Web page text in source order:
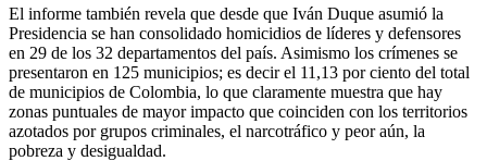
El informe también revela que desde que Iván Duque asumió la
Presidencia se han consolidado homicidios de líderes y defensores
en 29 de los 32 departamentos del país. Asimismo los crímenes se
presentaron en 125 municipios; es decir el 11,13 por ciento del total
de municipios de Colombia, lo que claramente muestra que hay
zonas puntuales de mayor impacto que coinciden con los territorios
azotados por grupos criminales, el narcotráfico y peor aún, la
pobreza y desigualdad.